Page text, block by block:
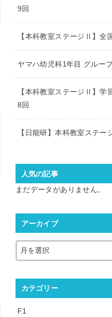
9回
【本科教室ステージⅡ】全
ヤマハ幼児科1年目 グルー
【本科教室ステージⅡ】学
8回
【日能研】本科教室ステ
人気の記事
まだデータがありません。
アーカイブ
カテゴリー
F1